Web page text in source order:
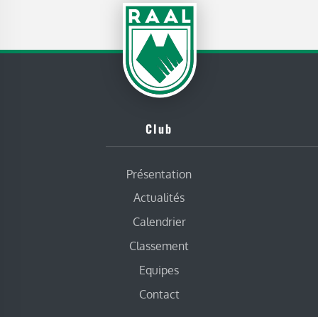
Club
Présentation
Actualités
Calendrier
Classement
Equipes
Contact